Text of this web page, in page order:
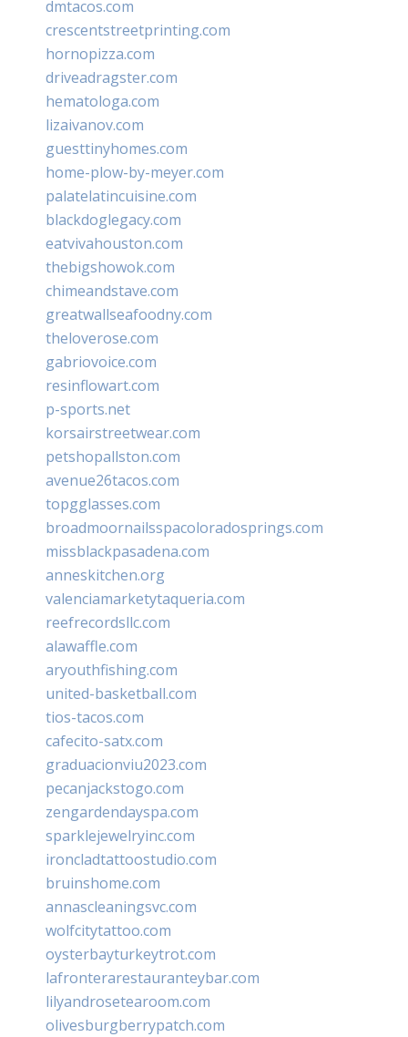
dmtacos.com
crescentstreetprinting.com
hornopizza.com
driveadragster.com
hematologa.com
lizaivanov.com
guesttinyhomes.com
home-plow-by-meyer.com
palatelatincuisine.com
blackdoglegacy.com
eatvivahouston.com
thebigshowok.com
chimeandstave.com
greatwallseafoodny.com
theloverose.com
gabriovoice.com
resinflowart.com
p-sports.net
korsairstreetwear.com
petshopallston.com
avenue26tacos.com
topgglasses.com
broadmoornailsspacoloradosprings.com
missblackpasadena.com
anneskitchen.org
valenciamarketytaqueria.com
reefrecordsllc.com
alawaffle.com
aryouthfishing.com
united-basketball.com
tios-tacos.com
cafecito-satx.com
graduacionviu2023.com
pecanjackstogo.com
zengardendayspa.com
sparklejewelryinc.com
ironcladtattoostudio.com
bruinshome.com
annascleaningsvc.com
wolfcitytattoo.com
oysterbayturkeytrot.com
lafronterarestauranteybar.com
lilyandrosetearoom.com
olivesburgberrypatch.com